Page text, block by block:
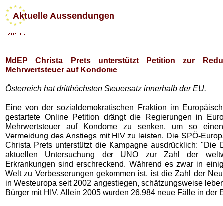
Aktuelle Aussendungen
MdEP Christa Prets unterstützt Petition zur
Mehrwertsteuer auf Kondome
Österreich hat dritthöchsten Steuersatz innerhalb der EU.
Eine von der sozialdemokratischen Fraktion im
gestartete Online Petition drängt die Regierungen in
Mehrwertsteuer auf Kondome zu senken, um so
Vermeidung des Anstiegs mit HIV zu leisten. Die SPÖ-
Christa Prets unterstützt die Kampagne ausdrücklich: "Die
aktuellen Untersuchung der UNO zur Zahl der
Erkrankungen sind erschreckend. Während es zwar in
Welt zu Verbesserungen gekommen ist, ist die Zahl der
in Westeuropa seit 2002 angestiegen, schätzungsweise
Bürger mit HIV. Allein 2005 wurden 26.984 neue Fälle in der